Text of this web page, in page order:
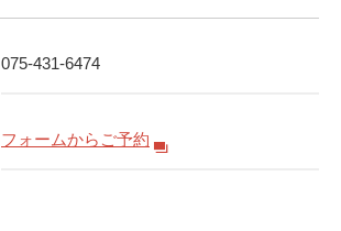
075-431-6474
フォームからご予約